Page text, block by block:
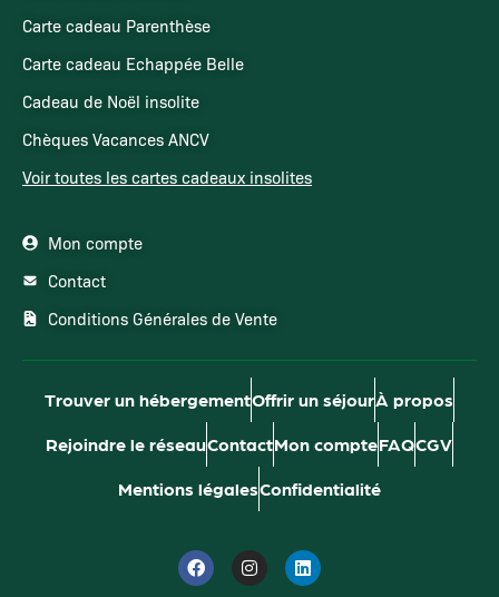
Carte cadeau Parenthèse
Carte cadeau Echappée Belle
Cadeau de Noël insolite
Chèques Vacances ANCV
Voir toutes les cartes cadeaux insolites
Mon compte
Contact
Conditions Générales de Vente
Trouver un hébergementOffrir un séjourÀ propos
Rejoindre le réseauContactMon compteFAQCGV
Mentions légalesConfidentialité